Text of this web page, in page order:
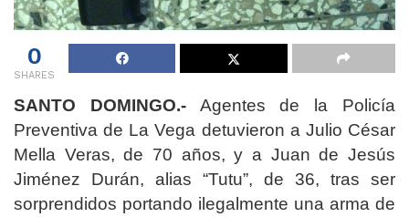
0
SHARES
SANTO DOMINGO.-Agentes de la Policía
Preventiva de La Vega detuvieron a Julio César
Mella Veras, de 70 años, y a Juan de Jesús
Jiménez Durán, alias “Tutu”, de 36, tras ser
sorprendidos portando ilegalmente una arma de